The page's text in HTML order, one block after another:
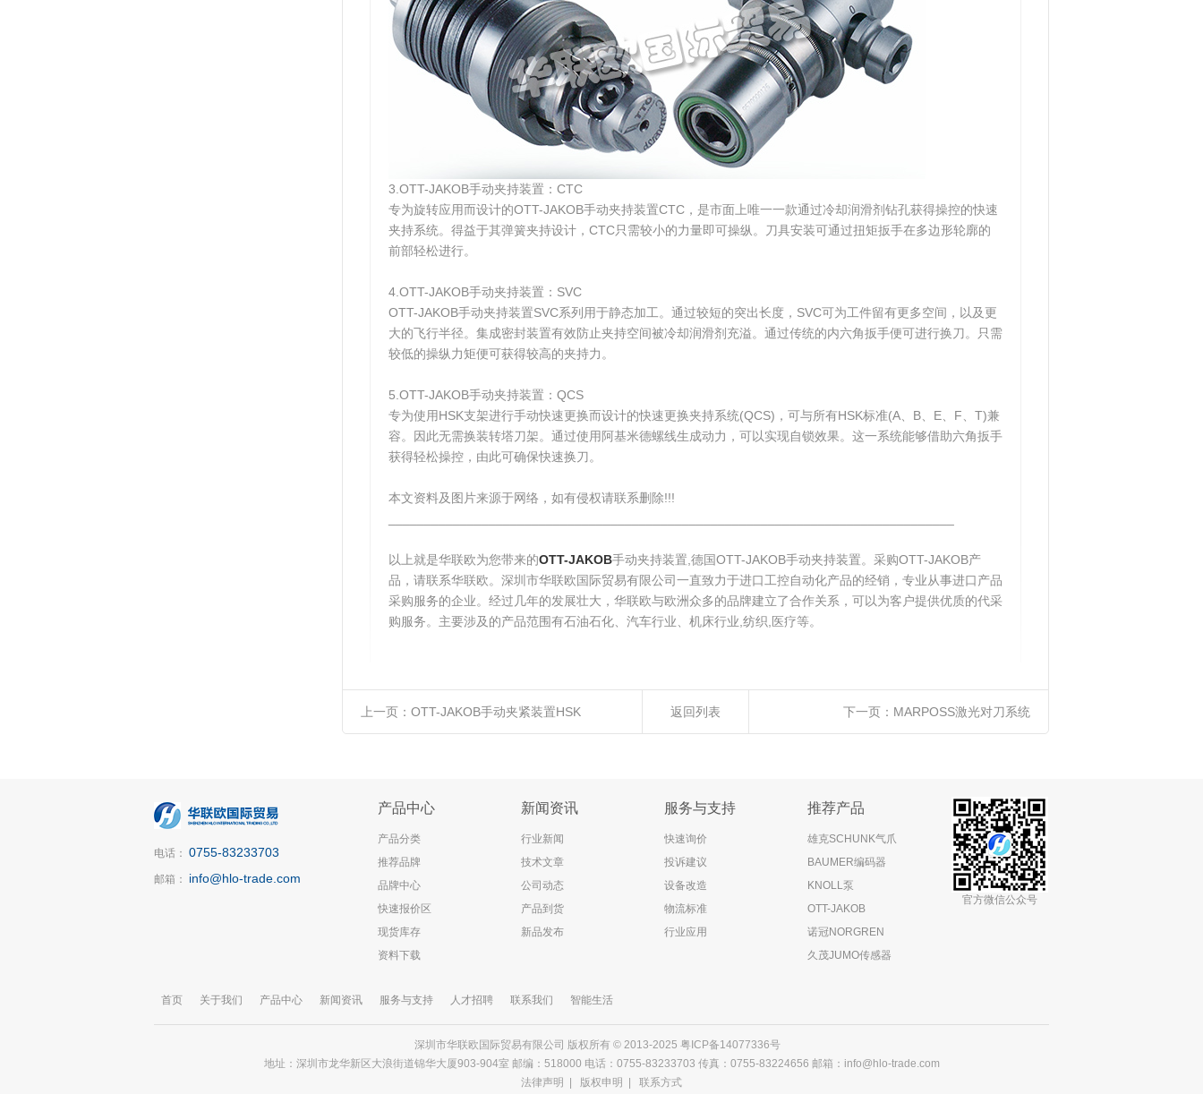
3.OTT-JAKOB手动夹持装置：CTC
专为旋转应用而设计的OTT-JAKOB手动夹持装置CTC，是市面上唯一一款通过冷却润滑剂钻孔获得操控的快速
夹持系统。得益于其弹簧夹持设计，CTC只需较小的力量即可操纵。刀具安装可通过扭矩扳手在多边形轮廓的
前部轻松进行。
4.OTT-JAKOB手动夹持装置：SVC
OTT-JAKOB手动夹持装置SVC系列用于静态加工。通过较短的突出长度，SVC可为工件留有更多空间，以及更
大的飞行半径。集成密封装置有效防止夹持空间被冷却润滑剂充溢。通过传统的内六角扳手便可进行换刀。只需
较低的操纵力矩便可获得较高的夹持力。
5.OTT-JAKOB手动夹持装置：QCS
专为使用HSK支架进行手动快速更换而设计的快速更换夹持系统(QCS)，可与所有HSK标准(A、B、E、F、T)兼
容。因此无需换装转塔刀架。通过使用阿基米德螺线生成动力，可以实现自锁效果。这一系统能够借助六角扳手
获得轻松操控，由此可确保快速换刀。
本文资料及图片来源于网络，如有侵权请联系删除!!!
以上就是华联欧为您带来的OTT-JAKOB手动夹持装置,德国OTT-JAKOB手动夹持装置。采购OTT-JAKOB产
品，请联系华联欧。深圳市华联欧国际贸易有限公司一直致力于进口工控自动化产品的经销，专业从事进口产品
采购服务的企业。经过几年的发展壮大，华联欧与欧洲众多的品牌建立了合作关系，可以为客户提供优质的代采
购服务。主要涉及的产品范围有石油石化、汽车行业、机床行业,纺织,医疗等。
上一页： OTT-JAKOB手动夹紧装置HSK 返回列表 下一页： MARPOSS激光对刀系统
电话： 0755-83233703
邮箱： info@hlo-trade.com
产品中心
产品分类
推荐品牌
品牌中心
快速报价区
现货库存
资料下载
新闻资讯
行业新闻
技术文章
公司动态
产品到货
新品发布
服务与支持
快速询价
投诉建议
设备改造
物流标准
行业应用
推荐产品
雄克SCHUNK气爪
BAUMER编码器
KNOLL泵
OTT-JAKOB
诺冠NORGREN
久茂JUMO传感器
官方微信公众号
首页 关于我们 产品中心 新闻资讯 服务与支持 人才招聘 联系我们 智能生活
深圳市华联欧国际贸易有限公司 版权所有 © 2013-2025 粤ICP备14077336号
地址：深圳市龙华新区大浪街道锦华大厦903-904室 邮编：518000 电话：0755-83233703 传真：0755-83224656 邮箱：info@hlo-trade.com
法律声明
版权申明 联系方式